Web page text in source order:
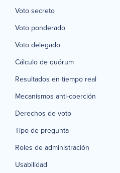
Voto secreto
Voto ponderado
Voto delegado
Cálculo de quórum
Resultados en tiempo real
Mecanismos anti-coerción
Derechos de voto
Tipo de pregunta
Roles de administración
Usabilidad